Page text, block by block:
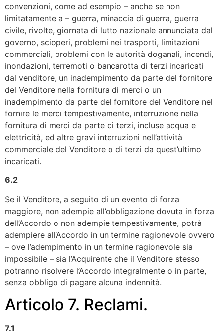
convenzioni, come ad esempio – anche se non
limitatamente a – guerra, minaccia di guerra, guerra
civile, rivolte, giornata di lutto nazionale annunciata dal
governo, scioperi, problemi nei trasporti, limitazioni
commerciali, problemi con le autorità doganali, incendi,
inondazioni, terremoti o bancarotta di terzi incaricati
dal venditore, un inadempimento da parte del fornitore
del Venditore nella fornitura di merci o un
inadempimento da parte del fornitore del Venditore nel
fornire le merci tempestivamente, interruzione nella
fornitura di merci da parte di terzi, incluse acqua e
elettricità, ed altre gravi interruzioni nell’attività
commerciale del Venditore o di terzi da quest’ultimo
incaricati.
6.2
Se il Venditore, a seguito di un evento di forza
maggiore, non adempie all’obbligazione dovuta in forza
dell’Accordo o non adempie tempestivamente, potrà
adempiere all’Accordo in un termine ragionevole ovvero
– ove l’adempimento in un termine ragionevole sia
impossibile – sia l’Acquirente che il Venditore stesso
potranno risolvere l’Accordo integralmente o in parte,
senza obbligo di pagare alcuna indennità.
Articolo 7. Reclami.
7.1